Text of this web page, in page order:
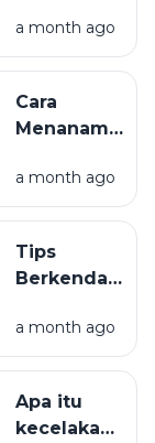
dan Biaya
KTP)? Ini
Pengertian,
Manfaat, dan
Kegunaannya
a month ago
Cara
Menanam
yang Baik
untuk
Mulai dari
Pembibitan
Panen
a month ago
Tips
Berkendara
Hujan.
a month ago
Apa itu
kecelakaan